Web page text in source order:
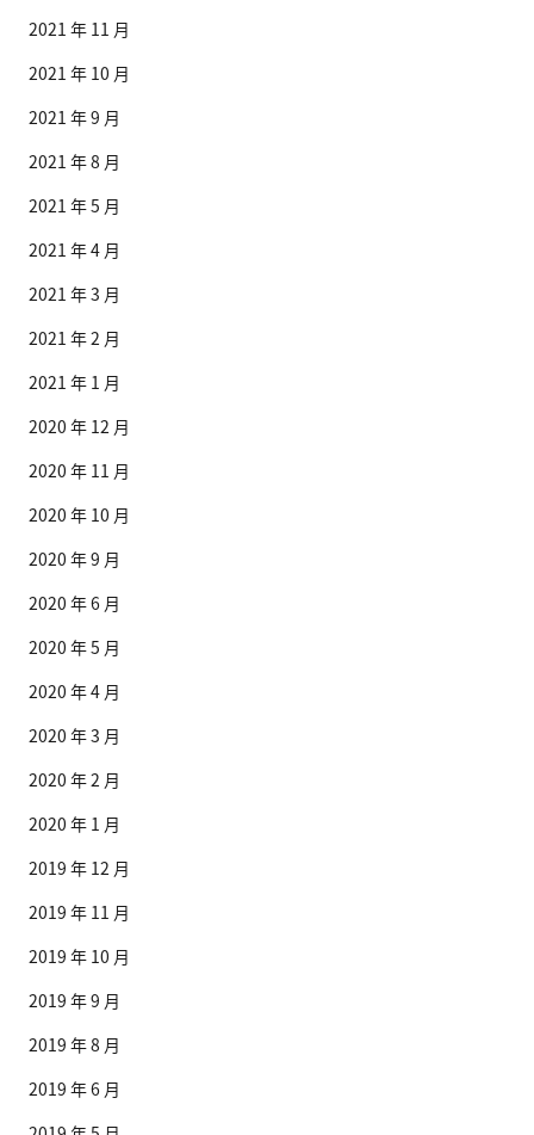
2021 年 11 月
2021 年 10 月
2021 年 9 月
2021 年 8 月
2021 年 5 月
2021 年 4 月
2021 年 3 月
2021 年 2 月
2021 年 1 月
2020 年 12 月
2020 年 11 月
2020 年 10 月
2020 年 9 月
2020 年 6 月
2020 年 5 月
2020 年 4 月
2020 年 3 月
2020 年 2 月
2020 年 1 月
2019 年 12 月
2019 年 11 月
2019 年 10 月
2019 年 9 月
2019 年 8 月
2019 年 6 月